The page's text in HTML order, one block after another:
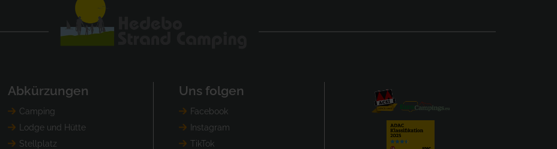
Abkürzungen
Camping
Lodge und Hütte
Stellplatz
Uns folgen
Facebook
Instagram
TikTok